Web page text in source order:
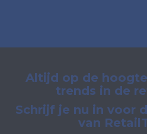
Altijd op de
trends in de
Schrijf je nu in voor
van